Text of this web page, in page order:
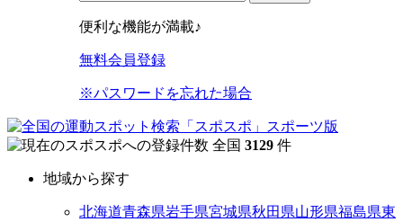
便利な機能が満載♪
無料会員登録
※パスワードを忘れた場合
全国 3129 件
地域から探す
北海道青森県岩手県宮城県秋田県山形県福島県東